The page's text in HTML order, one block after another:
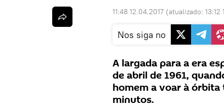
11:48 12.04.2017 (atualizado: 13:12
Nos siga no
A largada para a era
de abril de 1961,
homem a voar à
minutos.